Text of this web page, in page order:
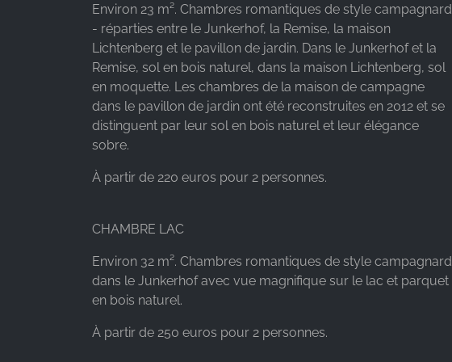
Environ 23 m². Chambres romantiques de style campagnard
- réparties entre le Junkerhof, la Remise, la maison
Lichtenberg et le pavillon de jardin. Dans le Junkerhof et la
Remise, sol en bois naturel, dans la maison Lichtenberg, sol
en moquette. Les chambres de la maison de campagne
dans le pavillon de jardin ont été reconstruites en 2012 et se
distinguent par leur sol en bois naturel et leur élégance
sobre.
À partir de 220 euros pour 2 personnes.
CHAMBRE LAC
Environ 32 m². Chambres romantiques de style campagnard
dans le Junkerhof avec vue magnifique sur le lac et parquet
en bois naturel.
À partir de 250 euros pour 2 personnes.